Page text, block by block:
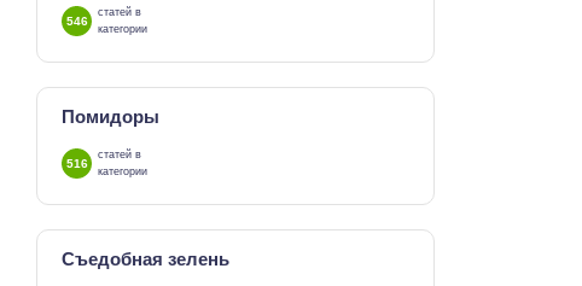
546
статей в
категории
Помидоры
516
статей в
категории
Съедобная зелень